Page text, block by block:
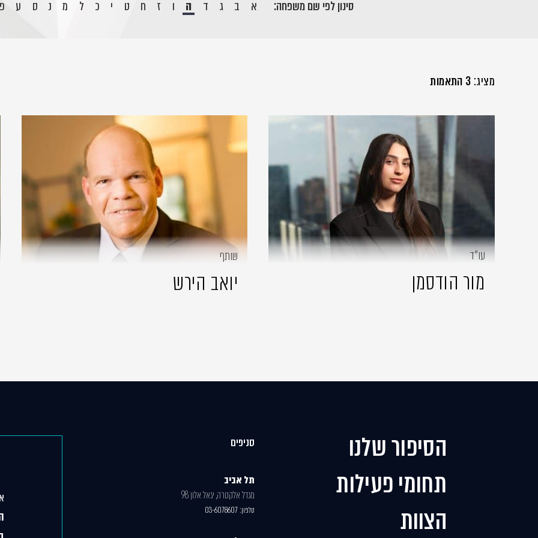
סינון לפי שם משפחה: א ב ג ד ה ו ז ח ט י כ ל מ נ ס ע
מציג: 3 התאמות
עו״ד
מור הודסמן
שותף
יואב הירש
הסיפור שלנו
תחומי פעילות
הצוות
סניפים
תל אביב
מגדל אלקטרה, יגאל אלון 98
טלפון: 03-6078607